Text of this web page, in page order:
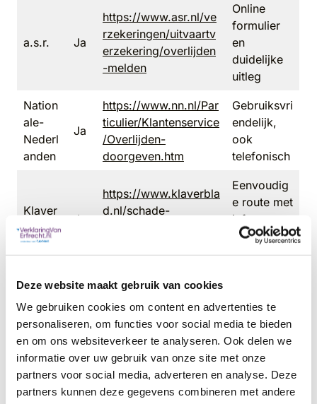
Deze website maakt gebruik van cookies
We gebruiken cookies om content en advertenties te
personaliseren, om functies voor social media te bieden
en om ons websiteverkeer te analyseren. Ook delen we
informatie over uw gebruik van onze site met onze
partners voor social media, adverteren en analyse. Deze
partners kunnen deze gegevens combineren met andere
a.s.r. Ja
https://www.asr.nl/ve
rzekeringen/uitvaartv
erzekering/overlijden
-melden
Online
formulier
en
duidelijke
uitleg
Nation
ale-
Nederl
anden
Ja
https://www.nn.nl/Par
ticulier/Klantenservice
/Overlijden-
doorgeven.htm
Gebruiksvri
endelijk,
ook
telefonisch
Klaver
blad
Ja
https://www.klaverbla
d.nl/schade-
Eenvoudig
e route met
info voor
erfgename
n
Gouds
e
Ja
https://www.goudse.
nl/algemeen/contact-
par/particulier-
schade-melden
en
nabestaand
en
https://www.centraal
Duidelijk
stappenpla